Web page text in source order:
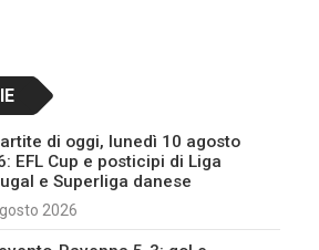
Spezia-Avellino 1-0: decide una rete di
Artistico
Posted byMarina Denegri-24 Gennaio 2026